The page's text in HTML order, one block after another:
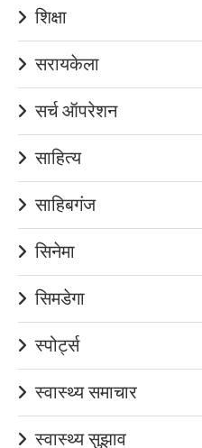
शिक्षा
सरायकेला
सर्च ऑपरेशन
साहित्य
साहिबगंज
सिनेमा
सिमडेगा
स्पोर्ट्स
स्वास्थ्य समाचार
स्वास्थ्य सुझाव